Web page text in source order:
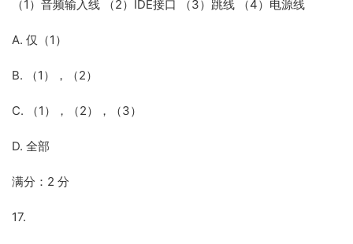
（1）音频输入线 （2）IDE接口 （3）跳线 （4）电源线
A. 仅（1）
B. （1），（2）
C. （1），（2），（3）
D. 全部
满分：2 分
17.